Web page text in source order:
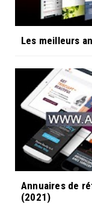
Les meilleurs
Annuaires de
(2021)